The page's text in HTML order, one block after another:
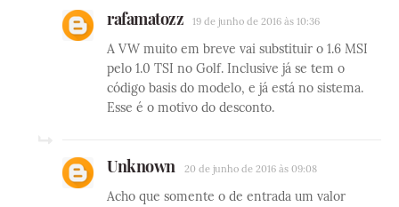
rafamatozz 19 de junho de 2016 às 10:36
A VW muito em breve vai substituir o 1.6 MSI
pelo 1.0 TSI no Golf. Inclusive já se tem o
código basis do modelo, e já está no sistema.
Esse é o motivo do desconto.
Unknown 20 de junho de 2016 às 09:08
Acho que somente o de entrada um valor